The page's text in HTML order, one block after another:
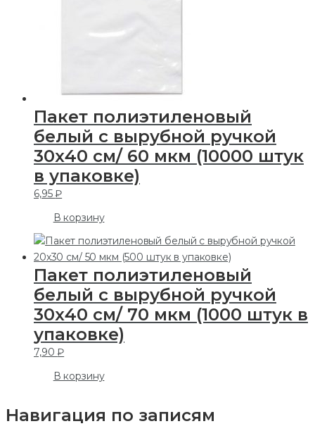
Пакет полиэтиленовый
белый с вырубной ручкой
30х40 см/ 60 мкм (10000 штук
в упаковке)
6,95₽
В корзину
Пакет полиэтиленовый
белый с вырубной ручкой
30х40 см/ 70 мкм (1000 штук в
упаковке)
7,90₽
В корзину
Навигация по записям